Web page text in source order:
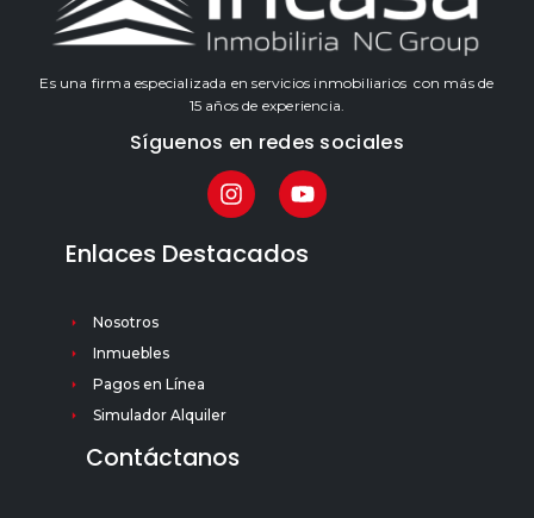
Es una firma especializada en servicios inmobiliarios con más de
15 años de experiencia.
Síguenos en redes sociales
Enlaces Destacados
Nosotros
Inmuebles
Pagos en Línea
Simulador Alquiler
Contáctanos